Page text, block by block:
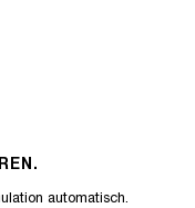
automatisch.